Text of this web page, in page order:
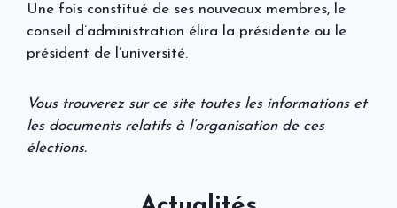
Une fois constitué de ses nouveaux membres, le
conseil d’administration élira la présidente ou le
président de l’université.
Vous trouverez sur ce site toutes les informations et
les documents relatifs à l’organisation de ces
élections.